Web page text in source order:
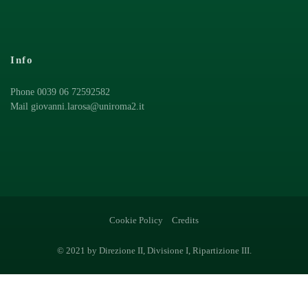
Info
Phone 0039 06 72592582
Mail giovanni.larosa@uniroma2.it
Cookie Policy Credits
© 2021 by Direzione II, Divisione I, Ripartizione III.